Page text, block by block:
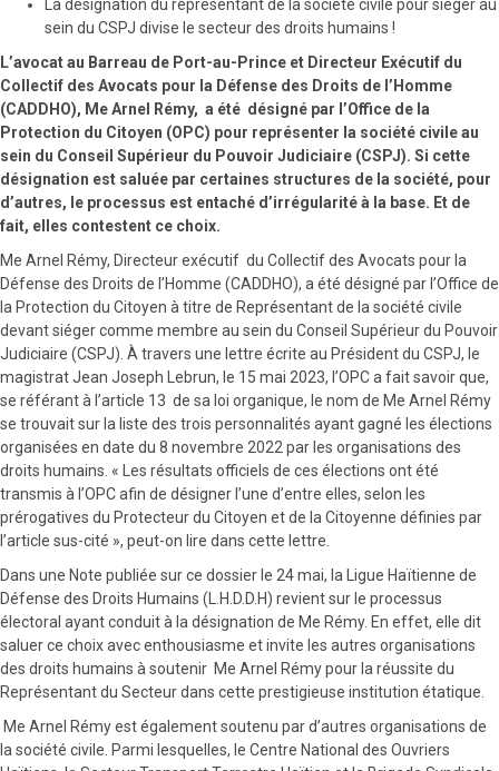
La désignation du représentant de la société civile pour siéger au
sein du CSPJ divise le secteur des droits humains !
L’avocat au Barreau de Port-au-Prince et Directeur Exécutif du
Collectif des Avocats pour la Défense des Droits de l’Homme
(CADDHO), Me Arnel Rémy, a été désigné par l’Office de la
Protection du Citoyen (OPC) pour représenter la société civile au
sein du Conseil Supérieur du Pouvoir Judiciaire (CSPJ). Si cette
désignation est saluée par certaines structures de la société, pour
d’autres, le processus est entaché d’irrégularité à la base. Et de
fait, elles contestent ce choix.
Me Arnel Rémy, Directeur exécutif du Collectif des Avocats pour la
Défense des Droits de l’Homme (CADDHO), a été désigné par l’Office de
la Protection du Citoyen à titre de Représentant de la société civile
devant siéger comme membre au sein du Conseil Supérieur du Pouvoir
Judiciaire (CSPJ). À travers une lettre écrite au Président du CSPJ, le
magistrat Jean Joseph Lebrun, le 15 mai 2023, l’OPC a fait savoir que,
se référant à l’article 13 de sa loi organique, le nom de Me Arnel Rémy
se trouvait sur la liste des trois personnalités ayant gagné les élections
organisées en date du 8 novembre 2022 par les organisations des
droits humains. « Les résultats officiels de ces élections ont été
transmis à l’OPC afin de désigner l’une d’entre elles, selon les
prérogatives du Protecteur du Citoyen et de la Citoyenne définies par
l’article sus-cité », peut-on lire dans cette lettre.
Dans une Note publiée sur ce dossier le 24 mai, la Ligue Haïtienne de
Défense des Droits Humains (L.H.D.D.H) revient sur le processus
électoral ayant conduit à la désignation de Me Rémy. En effet, elle dit
saluer ce choix avec enthousiasme et invite les autres organisations
des droits humains à soutenir Me Arnel Rémy pour la réussite du
Représentant du Secteur dans cette prestigieuse institution étatique.
Me Arnel Rémy est également soutenu par d’autres organisations de
la société civile. Parmi lesquelles, le Centre National des Ouvriers